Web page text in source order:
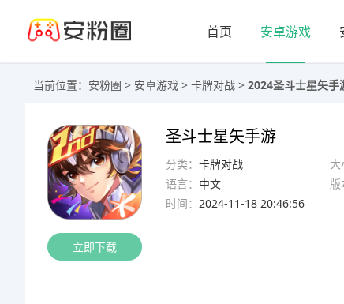
首页 安卓游戏
当前位置： 安粉圈 > 安卓游戏 > 卡牌对战 > 2024圣斗士星矢手
立即下载
圣斗士星矢手游
分类： 卡牌对战 大
语言： 中文 版
时间： 2024-11-18 20:46:56